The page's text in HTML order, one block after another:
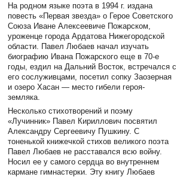
На родном языке поэта в 1994 г. издана
повесть «Первая звезда» о Герое Советского
Союза Иване Алексеевиче Пожарском,
уроженце города Ардатова Нижегородской
области. Павел Любаев начал изучать
биографию Ивана Пожарского еще в 70-е
годы, ездил на Дальний Восток, встречался с
его сослуживцами, посетил сопку Заозерная
и озеро Хасан — место гибели героя-
земляка.
Несколько стихотворений и поэму
«Лучинник» Павел Кириллович посвятил
Александру Сергеевичу Пушкину. С
тоненькой книжечкой стихов великого поэта
Павел Любаев не расставался всю войну.
Носил ее у самого сердца во внутреннем
кармане гимнастерки. Эту книгу Любаев